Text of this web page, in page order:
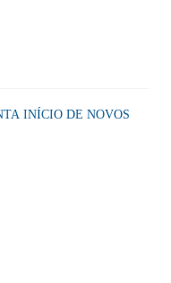
INÍCIO DE NOVOS